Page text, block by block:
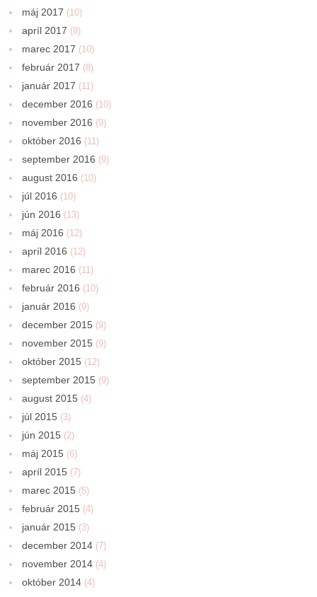
máj 2017 (10)
apríl 2017 (8)
marec 2017 (10)
február 2017 (8)
január 2017 (11)
december 2016 (10)
november 2016 (9)
október 2016 (11)
september 2016 (9)
august 2016 (10)
júl 2016 (10)
jún 2016 (13)
máj 2016 (12)
apríl 2016 (12)
marec 2016 (11)
február 2016 (10)
január 2016 (9)
december 2015 (9)
november 2015 (9)
október 2015 (12)
september 2015 (9)
august 2015 (4)
júl 2015 (3)
jún 2015 (2)
máj 2015 (6)
apríl 2015 (7)
marec 2015 (5)
február 2015 (4)
január 2015 (3)
december 2014 (7)
november 2014 (4)
október 2014 (4)